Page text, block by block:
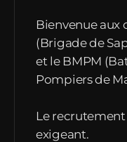
Bienvenue aux
(Brigade de
et le BMPM
Pompiers de
Le
exigeant.